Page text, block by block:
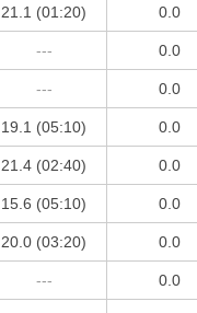
21.1 (01:20) 0.0
--- 0.0
--- 0.0
19.1 (05:10) 0.0
21.4 (02:40) 0.0
15.6 (05:10) 0.0
20.0 (03:20) 0.0
--- 0.0